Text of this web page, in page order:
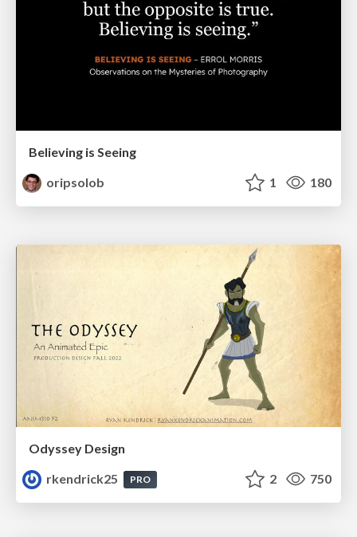
Believing is Seeing
oripsolob
1 180
Odyssey Design
rkendrick25
PRO 2 750